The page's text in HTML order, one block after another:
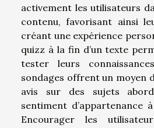
activement les utilisateurs
contenu, favorisant ainsi
créant une expérience
quizz à la fin d’un texte
tester leurs
sondages offrent un moyen
avis sur des sujets
sentiment d’appartenance
Encourager les